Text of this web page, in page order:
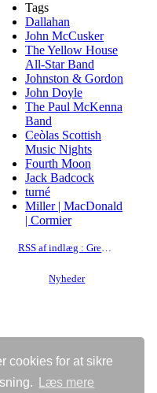
cookies for at sikre
Læs mere
Tags
Dallahan
John McCusker
The Yellow House
All-Star Band
Johnston & Gordon
John Doyle
The Paul McKenna
Band
Ceòlas Scottish
Music Nights
Fourth Moon
Jack Badcock
turné
Miller | MacDonald
| Cormier
RSS af indlæg : Greg Russell
Nyheder